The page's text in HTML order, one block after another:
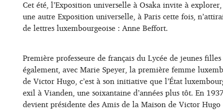
Cet été, l’Exposition universelle à Osaka invite à
une autre Exposition universelle, à Paris cette fois,
de lettres luxembourgeoise : Anne Beffort.
Première professeure de français du Lycée de jeunes
également, avec Marie Speyer, la première femme
de Victor Hugo, c’est à son initiative que l’État
exil à Vianden, une soixantaine d’années plus tôt. En
devient présidente des Amis de la Maison de Victor